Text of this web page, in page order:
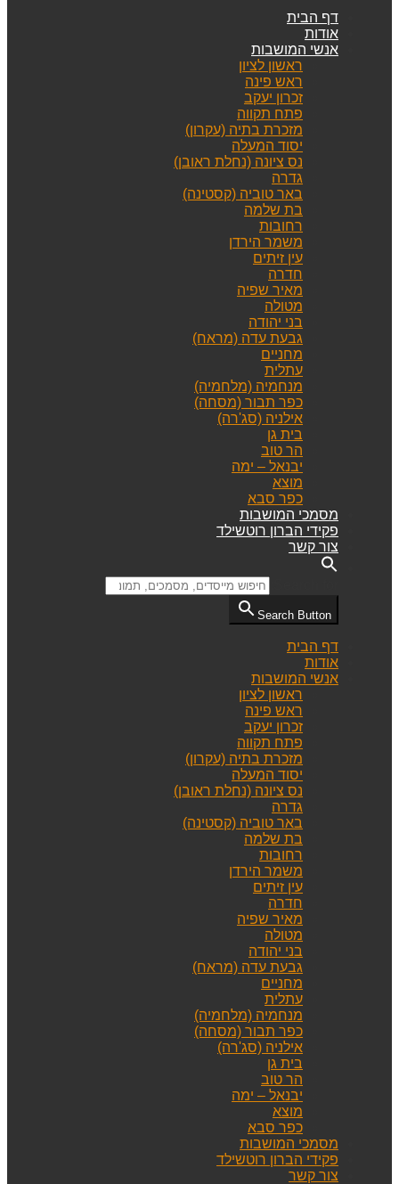
דף הבית
אודות
אנשי המושבות
ראשון לציון
ראש פינה
זכרון יעקב
פתח תקווה
מזכרת בתיה (עקרון)
יסוד המעלה
נס ציונה (נחלת ראובן)
גדרה
באר טוביה (קסטינה)
בת שלמה
רחובות
משמר הירדן
עין זיתים
חדרה
מאיר שפיה
מטולה
בני יהודה
גבעת עדה (מראח)
מחניים
עתלית
מנחמיה (מלחמיה)
כפר תבור (מסחה)
אילניה (סג'רה)
בית גן
הר טוב
יבנאל – ימה
מוצא
כפר סבא
מסמכי המושבות
פקידי הברון רוטשילד
צור קשר
Search Button
דף הבית
אודות
אנשי המושבות
ראשון לציון
ראש פינה
זכרון יעקב
פתח תקווה
מזכרת בתיה (עקרון)
יסוד המעלה
נס ציונה (נחלת ראובן)
גדרה
באר טוביה (קסטינה)
בת שלמה
רחובות
משמר הירדן
עין זיתים
חדרה
מאיר שפיה
מטולה
בני יהודה
גבעת עדה (מראח)
מחניים
עתלית
מנחמיה (מלחמיה)
כפר תבור (מסחה)
אילניה (סג'רה)
בית גן
הר טוב
יבנאל – ימה
מוצא
כפר סבא
מסמכי המושבות
פקידי הברון רוטשילד
צור קשר